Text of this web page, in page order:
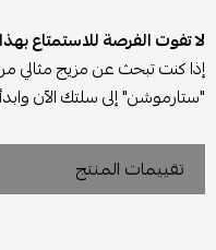
لا تفوت الفرصة للاستمتاع
إذا كنت تبحث عن مزيج مثالي من
"ستارموشن" إلى سلتك الآن
تقييمات المنتج